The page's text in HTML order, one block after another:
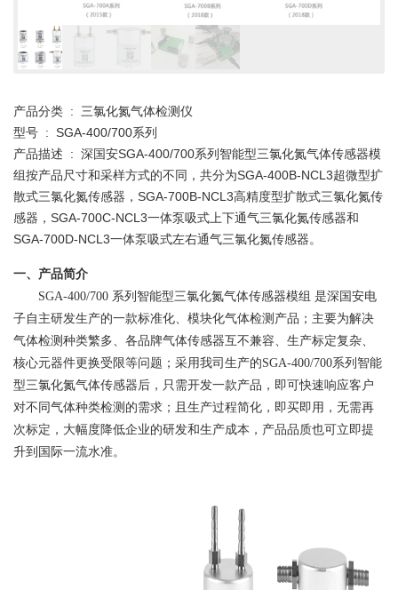
产品分类 : 三氯化氮气体检测仪
型号 : SGA-400/700系列
产品描述 : 深国安SGA-400/700系列智能型三氯化氮气体传感器模
组按产品尺寸和采样方式的不同，共分为SGA-400B-NCL3超微型扩
散式三氯化氮传感器，SGA-700B-NCL3高精度型扩散式三氯化氮传
感器，SGA-700C-NCL3一体泵吸式上下通气三氯化氮传感器和
SGA-700D-NCL3一体泵吸式左右通气三氯化氮传感器。
一、产品简介
SGA-400/700 系列智能型三氯化氮气体传感器模组 是深国安电
子自主研发生产的一款标准化、模块化气体检测产品；主要为解决
气体检测种类繁多、各品牌气体传感器互不兼容、生产标定复杂、
核心元器件更换受限等问题；采用我司生产的SGA-400/700系列智能
型三氯化氮气体传感器后，只需开发一款产品，即可快速响应客户
对不同气体种类检测的需求；且生产过程简化，即买即用，无需再
次标定，大幅度降低企业的研发和生产成本，产品品质也可立即提
升到国际一流水准。